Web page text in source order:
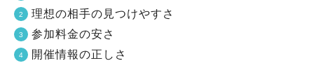
理想の相手の見つけやすさ
参加料金の安さ
開催情報の正しさ